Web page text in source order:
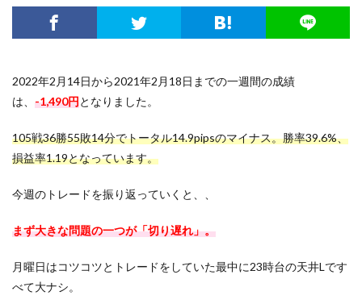
2022年2月14日から2021年2月18日までの一週間の成績
は、 -1,490円となりました。
105戦36勝55敗14分でトータル14.9pipsのマイナス。勝率39.6%、
損益率1.19となっています。
今週のトレードを振り返っていくと、、
まず大きな問題の一つが「切り遅れ」。
月曜日はコツコツとトレードをしていた最中に23時台の天井Lです
べて大ナシ。